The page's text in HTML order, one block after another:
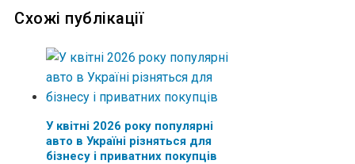
Схожі публікації
У квітні 2026 року популярні
авто в Україні різняться для
бізнесу і приватних покупців